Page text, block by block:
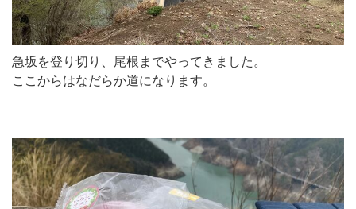
急坂を登り切り、尾根までやってきました。
ここからはなだらか道になります。